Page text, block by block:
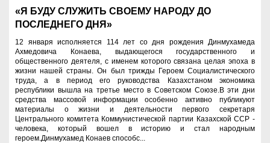
«Я БУДУ СЛУЖИТЬ СВОЕМУ НАРОДУ ДО
ПОСЛЕДНЕГО ДНЯ»
12 января исполняется 114 лет со дня рождения Динмухамеда
Ахмедовича Конаева, выдающегося государственного и
общественного деятеля, с именем которого связана целая эпоха в
жизни нашей страны. Он был трижды Героем Социалистического
труда, а в период его руководства Казахстаном экономика
республики вышла на третье место в Советском Союзе.В эти дни
средства массовой информации особенно активно публикуют
материалы о жизни и деятельности первого секретаря
Центрального комитета Коммунистической партии Казахской ССР -
человека, который вошел в историю и стал народным
героем.Динмухамед Конаев способс...